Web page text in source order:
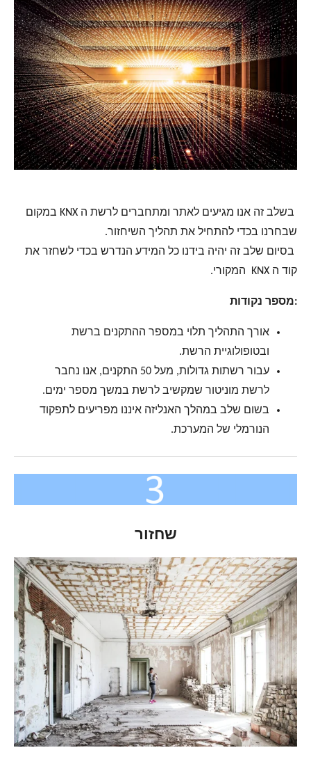
בשלב זה אנו מגיעים לאתר ומתחברים לרשת ה KNX במקום
שבחרנו בכדי להתחיל את תהליך השיחזור.
בסיום שלב זה יהיה בידנו כל המידע הנדרש בכדי לשחזר את
קוד ה KNX המקורי.
:מספר נקודות
אורך התהליך תלוי במספר ההתקנים ברשת
ובטופולוגיית הרשת.
עבור רשתות גדולות, מעל 50 התקנים, אנו נחבר
לרשת מוניטור שמקשיב לרשת במשך מספר ימים.
בשום שלב במהלך האנליזה איננו מפריעים לתפקוד
הנורמלי של המערכת.
שחזור